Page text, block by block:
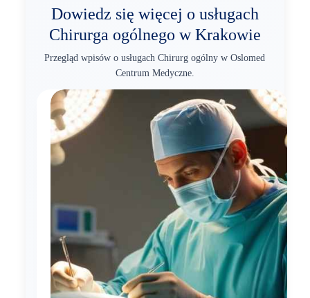
Dowiedz się więcej o usługach
Chirurga ogólnego w Krakowie
Przegląd wpisów o usługach Chirurg ogólny w Oslomed
Centrum Medyczne.